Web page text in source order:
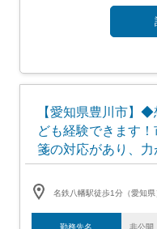
【愛知県豊川市】
ども経験できます
箋の対応があり、力
名鉄八幡駅徒歩1分（愛知県
勤務先名 非公開